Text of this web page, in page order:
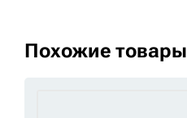
Похожие товары